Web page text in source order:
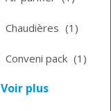
Chaudières (1)
Conveni pack (1)
Voir plus